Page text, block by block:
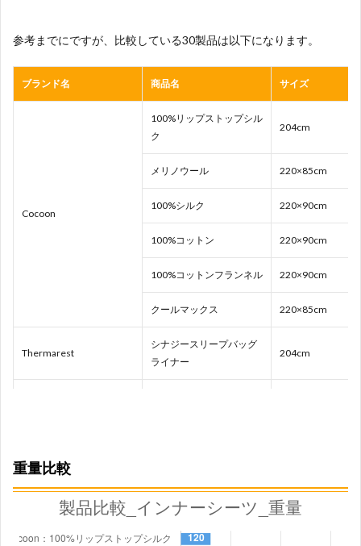
参考までにですが、比較している30製品は以下になります。
ブランド名 商品名 サイズ
Cocoon
100%リップストップシル
ク
204cm
メリノウール 220×85cm
100%シルク 220×90cm
100%コットン 220×90cm
100%コットンフランネル 220×90cm
クールマックス 220×85cm
Thermarest
シナジースリープバッグ
ライナー
204cm
インサートシーツ 220×85cm
重量比較